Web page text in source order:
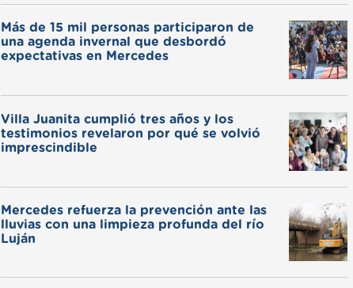
Más de 15 mil personas participaron de
una agenda invernal que desbordó
expectativas en Mercedes
Villa Juanita cumplió tres años y los
testimonios revelaron por qué se volvió
imprescindible
Mercedes refuerza la prevención ante las
lluvias con una limpieza profunda del río
Luján